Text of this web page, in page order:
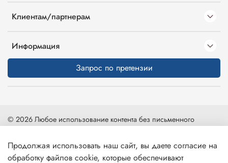
Клиентам/партнерам
Информация
Запрос по претензии
© 2026 Любое использование контента без письменного
Карта сайта| Интернет-магазин создан на inSales
Продолжая использовать наш сайт, вы даете согласие на
обработку файлов cookie, которые обеспечивают